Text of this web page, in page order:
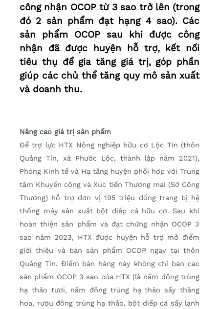
công nhận OCOP từ 3 sao trở lên (trong
đó 2 sản phẩm đạt hạng 4 sao). Các
sản phẩm OCOP sau khi được công
nhận đã được huyện hỗ trợ, kết nối
tiêu thụ để gia tăng giá trị, góp phần
giúp các chủ thể tăng quy mô sản xuất
và doanh thu.
Nâng cao giá trị sản phẩm
Để trợ lực HTX Nông nghiệp hữu cơ Lộc Tín (thôn
Quảng Tín, xã Phước Lộc, thành lập năm 2021),
Phòng Kinh tế và Hạ tầng huyện phối hợp với Trung
tâm Khuyến công và Xúc tiến Thương mại (Sở Công
Thương) hỗ trợ đơn vị 195 triệu đồng trang bị hệ
thống máy sản xuất bột diếp cá hữu cơ. Sau khi
hoàn thiện sản phẩm và đạt chứng nhận OCOP 3
sao năm 2023, HTX được huyện hỗ trợ mở điểm
giới thiệu và bán sản phẩm OCOP ngay tại thôn
Quảng Tín. Điểm bán hàng này không chỉ bán các
sản phẩm OCOP 3 sao của HTX (là nấm đông trùng
hạ thảo tươi, nấm đông trùng hạ thảo sấy thăng
hoa, rượu đông trùng hạ thảo, bột diếp cá sấy lạnh